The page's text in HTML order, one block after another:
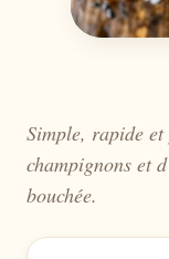
Simple, rapide
champignons et
bouchée.